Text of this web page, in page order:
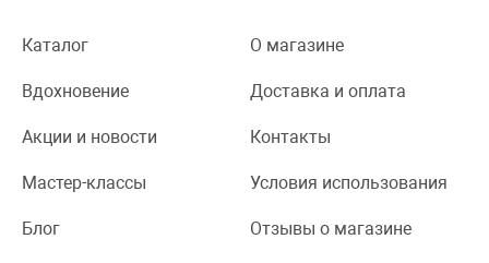
Каталог О магазине
Вдохновение Доставка и оплата
Акции и новости Контакты
Мастер-классы Условия использования
Блог Отзывы о магазине